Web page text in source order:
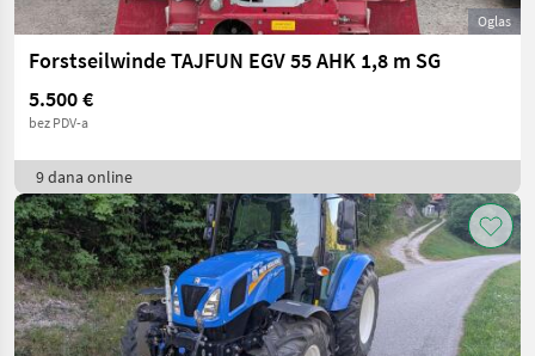
Oglas
Forstseilwinde TAJFUN EGV 55 AHK 1,8 m SG
5.500 €
bez PDV-a
9 dana online